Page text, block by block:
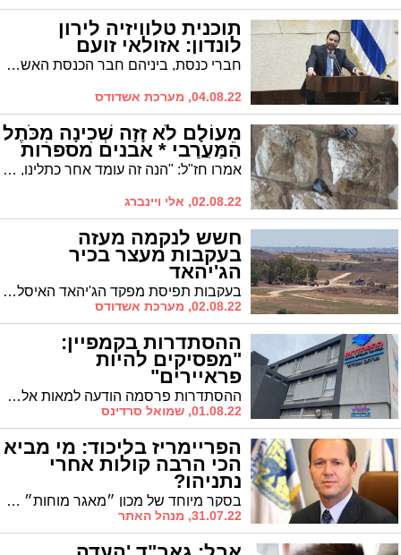
תוכנית טלוויזיה לירון
לונדון: אזולאי זועם
חברי כנסת, ביניהם חבר הכנסת האשדודי ינון אזולאי, פנו למנכ"ל ערוץ הכנסת וליו"ר הכנסת בבקשה למנוע את העלאת תכנית טלוויזיה בהובלת העיתונאי ירון לונדון שתחל בליל תשעה באב
04.08.22, מערכת אשדודס
מֵעוֹלָם לֹא זָזָה שְׁכִינָה מִכֹּתֶל
הַמַּעֲרָבִי * אבנים מספרות
אמרו חז"ל: "הנה זה עומד אחר כתלינו, אחר כותל המערבי של בית המקדש". צפו בתמונות של שוקי לרר, שלא ישאירו אתכם אדישים
02.08.22, אלי ויינברג
חשש לנקמה מעזה
בעקבות מעצר בכיר
הג'יהאד
בעקבות תפיסת מפקד הג'יהאד האיסלאמי בג'נין הוחלט בצה״ל על סגירה של כבישים בעוטף עזה, הפסקת הרכבות בין אשקלון לשדרות, סגירת חוף זיקים וסגירת מעבר ארז לכניסת פועלים חסימות אזורים וצירים סמוכים לגדר המערכת ברצועת עזה
02.08.22, מערכת אשדודס
ההסתדרות בקמפיין:
"מפסיקים להיות
פראיירים"
ההסתדרות פרסמה הודעה למאות אלפי חבריה ובה דף הנחיות שמסביר מה המותגים שהתייקרו וכיצד ניתן לבחור תחליפים כדי להוזיל את סל הקניות. בימים הקרובים יתפרשו נציגי ההסתדרות במרכזי הקניות ברחבי הארץ ויחלקו לקהל חומר הסברה: "נשתמש בכל האמצעים שעומדים לרשותנו על מנת לבלום את יוקר המחיה ולהחזיר את המחירים לרמה סבירה" - אמר בר-דוד
01.08.22, שמואל סרדינס
הפריימריז בליכוד: מי מביא
הכי הרבה קולות אחרי
נתניהו?
בסקר מיוחד של מכון ״מאגר מוחות״ בראשות פרופ׳ יצחק כץ שפורסם הבוקר ברדיו ירושלים נבדק מיהו חבר הכנסת, מלבד בנימין נתניהו שמביא הכי הרבה קולות חדשים לליכוד: ניר ברקת
31.07.22, מנהל האתר